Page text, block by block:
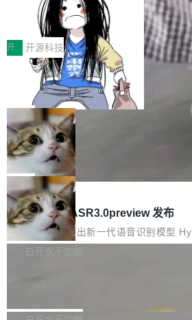
理两个方面，让用户的每一份算力都看得
得住、用得稳、省得下、更安全！ 一、从
始，Token使用一目...
作者）、Quoc Le（Google 大脑核心成
q2Seq 和 DocAI 的共同发明人）以及
yals（Gemini 联合负责人，AlphaSta...
耳科技研发的企业级终端编码智能体——
中文驱动的数字员工，自主理解需求、规
骤、编写代码。不挑模型、不挑平台，
装完即用。 开源地址：Gitee · GitCode
b 安装 支持 Java 8+（8~26）、macOS
x / Windows / Harmony PC。 # macOS
x / Harmony PC curl -fsSL https://
r.org/solon...
让“代码语义理解”深度释放AI Coding
价值潜能：华为云码道（CodeArts）
代码仓技术解析
一、代码仓深度理解技术的作用与价值 在
程实践中，代码仓是企业核心知识资产的
体。企业级代码仓库通常包含数十万乃至
个文件，其规模远超单次模型调用可承载
文窗口。随着项目规模的持续扩张与代码
不断累积，代码仓中的模块关系、接口契
务逻辑等关键信息往往分散于数十乃至数
件之中，形成高度复杂的知识关联网络。
代码检索手段（如关键词匹配、目录遍历
在语法层面完成文本定位，难以触及代码
内涵与结构关联，导致开发者使用代码智
理解大规模代码仓时面临显著"代码仓理解"
颈。 代码仓深度理解服务（以下简称"
e深度理解服务"）是华为云码道（
开 开源科技
一条“删库”命令跑 17 小时，算法工程
师删光 89TB 数据只为干私活
最高人民检察院8月4日公布了一起案件：
名90后算法工程师王某，为了给自己接的
服务器空间，删光了公司AI游戏部门的全
数据。 王某2024年1月入职东城区某科技
短剧部门，有互联网大厂背景。在公司内
调整期间，部门三次通知全员将数据从A
移到B集群，王某都回复了"收到"。 他没有
数据。2024年9月3日下午4点，他使用此
的账号密码进入A集群，输入了一条被程序
称为"删库跑路"的命令——最高管理员权
自研的多个文生3D和...
局
Cloudflare 分享推理优化实践：KV ca
che 量化 + 权重压缩，吞吐量提升 4
1%，成本降 30%
Kimi 和 GLM 是当前最强的大模型系列之
它们有一个共同的问题：太吃显存了。月
的 Kimi K 系列和智谱的 GLM 都是长上下
oE 架构的大模型，好用到让人上瘾，但
存永远不够用。 Cloudflare 的 Workers AI
一直在跑这些模型的推理。他们在官方博
整性保护。效果是：吞吐量提升 41%，每
局
腾讯混元 Hy ASR3.0preview 发布
腾讯混元正式推出新一代语音识别模型 Hy
3.0preview。基于最新一代大语言模型
让语音识别不再只是听清，而是真正听懂
白开水不加糖
新和少量网页兼容性修复版本。 Changes/